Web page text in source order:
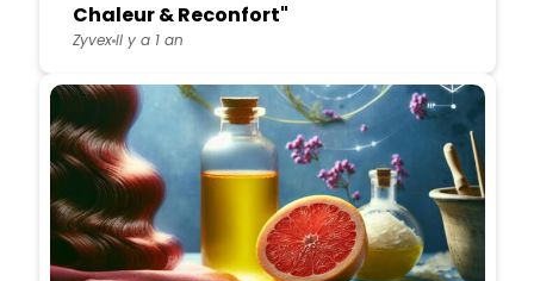
Chaleur & Reconfort"
ZyvexIl y a 1 an